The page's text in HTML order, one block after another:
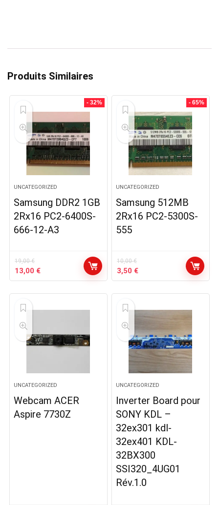
Produits Similaires
- 32%
UNCATEGORIZED
Samsung DDR2 1GB
2Rx16 PC2-6400S-
666-12-A3
19,00€
Le
prix
19,00 €.
13,00 €Le
prix
13,00 €.
- 65%
UNCATEGORIZED
Samsung 512MB
2Rx16 PC2-5300S-
555
10,00€
Le
prix
10,00 €.
3,50 €Le
prix
3,50 €.
UNCATEGORIZED
Webcam ACER
Aspire 7730Z
UNCATEGORIZED
Inverter Board pour
SONY KDL –
32ex301 kdl-
32ex401 KDL-
32BX300
SSI320_4UG01
Rév.1.0